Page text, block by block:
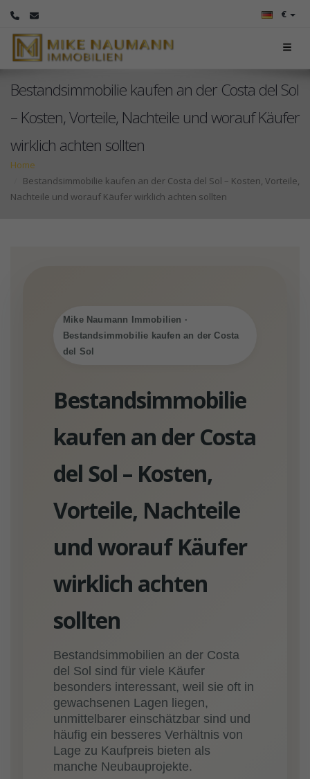
€
Bestandsimmobilie kaufen an der Costa del Sol
– Kosten, Vorteile, Nachteile und worauf Käufer
wirklich achten sollten
Home
Bestandsimmobilie kaufen an der Costa del Sol – Kosten, Vorteile,
Nachteile und worauf Käufer wirklich achten sollten
Mike Naumann Immobilien ·
Bestandsimmobilie kaufen an der Costa
del Sol
Bestandsimmobilie
kaufen an der Costa
del Sol – Kosten,
Vorteile, Nachteile
und worauf Käufer
wirklich achten
sollten
Bestandsimmobilien an der Costa
del Sol sind für viele Käufer
besonders interessant, weil sie oft in
gewachsenen Lagen liegen,
unmittelbarer einschätzbar sind und
häufig ein besseres Verhältnis von
Lage zu Kaufpreis bieten als
manche Neubauprojekte.